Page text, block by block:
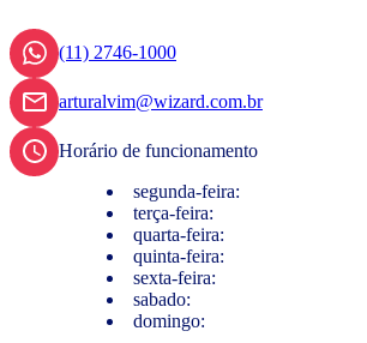
(11) 2746-1000
arturalvim@wizard.com.br
Horário de funcionamento
segunda-feira:
terça-feira:
quarta-feira:
quinta-feira:
sexta-feira:
sabado:
domingo: